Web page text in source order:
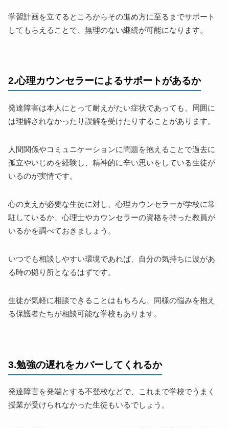
学習計画を立てるところからその進め方に至るまでサポート
してもらえることで、無理のない継続が可能になります。
2.心理カウンセラーによるサポートがあるか
発達障害は本人にとって耐えがたい症状であっても、周囲に
は理解されなかったり誤解を受けたりすることがあります。
人間関係やコミュニケーションに問題を抱えることで過去に
孤立やいじめを経験し、精神的に辛い思いをしている生徒が
いるのが実情です。
心の支えが必要な生徒に対し、心理カウンセラーが学校に常
駐しているか、心理士やカウンセラーの資格を持った教員が
いるかを調べておきましょう。
いつでも相談しやすい環境であれば、自分の気持ちに波があ
る時の拠り所となるはずです。
生徒が気軽に相談できることはもちろん、同様の悩みを抱え
る保護者たちが相談可能な学校もあります。
3.勉強の遅れをカバーしてくれるか
発達障害を発端とする不登校などで、これまで学校でうまく
授業が受けられなかった生徒もいるでしょう。